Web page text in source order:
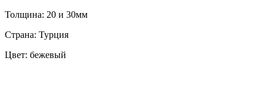
Толщина: 20 и 30мм
Страна: Турция
Цвет: бежевый